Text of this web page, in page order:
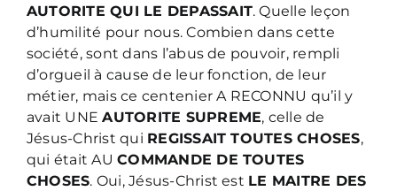
AUTORITE QUI LE DEPASSAIT. Quelle leçon
d’humilité pour nous. Combien dans cette
société, sont dans l’abus de pouvoir, rempli
d’orgueil à cause de leur fonction, de leur
métier, mais ce centenier A RECONNU qu’il y
avait UNEAUTORITE SUPREME, celle de
Jésus-Christ qui REGISSAIT TOUTES CHOSES,
qui était AUCOMMANDE DE TOUTES
CHOSES. Oui, Jésus-Christ est LE MAITRE DES